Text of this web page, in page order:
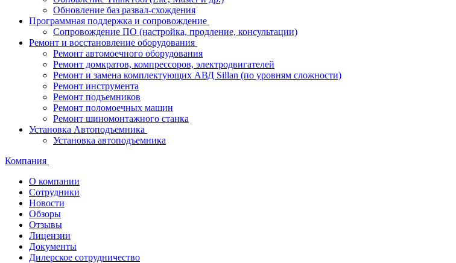
Обновление баз развал-схождения
Программная поддержка и сопровождение
Сопровождение ПО (настройка, продление, консультации)
Ремонт и восстановление оборудования
Ремонт автомоечного оборудования
Ремонт домкратов, компрессоров, электродвигателей
Ремонт и замена комплектующих АВД Sillan (по уровням сложности)
Ремонт инструмента
Ремонт подъемников
Ремонт поломоечных машин
Ремонт шиномонтажного станка
Установка Автоподъемника
Установка автоподъемника
Компания
О компании
Сотрудники
Новости
Обзоры
Отзывы
Лицензии
Документы
Дилерское сотрудничество